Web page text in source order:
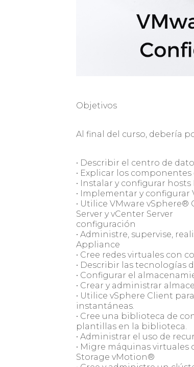
Objetivos
Al final del curso, debería
• Describir el centro de
• Explicar los
• Instalar y configurar hosts
• Implementar y
• Utilice VMware
Server y vCenter Server
configuración
• Administre, supervise,
Appliance
• Cree redes virtuales con
• Describir las tecnologías
• Configurar el
• Crear y administrar
• Utilice vSphere Client
instantáneas.
• Cree una biblioteca de
plantillas en la biblioteca.
• Administrar el uso de
• Migre máquinas
Storage vMotion®